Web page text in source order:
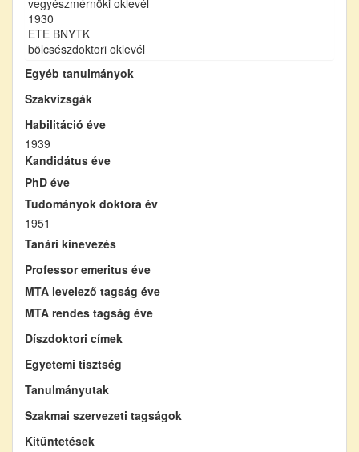
1930
ETE BNYTK
bölcsészdoktori oklevél
Egyéb tanulmányok
Szakvizsgák
Habilitáció éve
1939
Kandidátus éve
PhD éve
Tudományok doktora év
1951
Tanári kinevezés
Professor emeritus éve
MTA levelező tagság éve
MTA rendes tagság éve
Díszdoktori címek
Egyetemi tisztség
Tanulmányutak
Szakmai szervezeti tagságok
Kitüntetések